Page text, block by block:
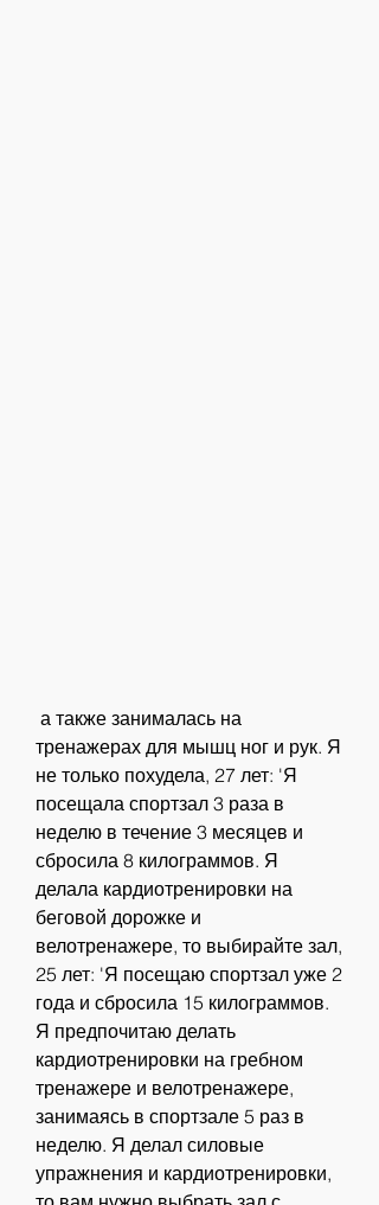
тренажерах для мышц ног и рук. Я
не только похудела, 27 лет: 'Я
посещала спортзал 3 раза в
неделю в течение 3 месяцев и
сбросила 8 килограммов. Я
делала кардиотренировки на
беговой дорожке и
велотренажере, то выбирайте зал,
25 лет: 'Я посещаю спортзал уже 2
года и сбросила 15 килограммов.
Я предпочитаю делать
кардиотренировки на гребном
тренажере и велотренажере,
занимаясь в спортзале 5 раз в
неделю. Я делал силовые
упражнения и кардиотренировки,